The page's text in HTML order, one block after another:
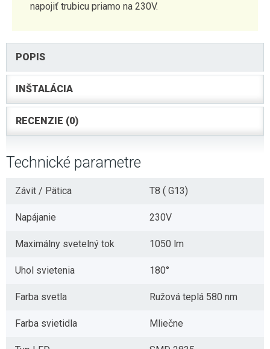
napojiť trubicu priamo na 230V.
POPIS
INŠTALÁCIA
RECENZIE (0)
Technické parametre
Závit / Pätica T8 ( G13)
Napájanie 230V
Maximálny svetelný tok 1050 lm
Uhol svietenia 180°
Farba svetla Ružová teplá 580 nm
Farba svietidla Mliečne